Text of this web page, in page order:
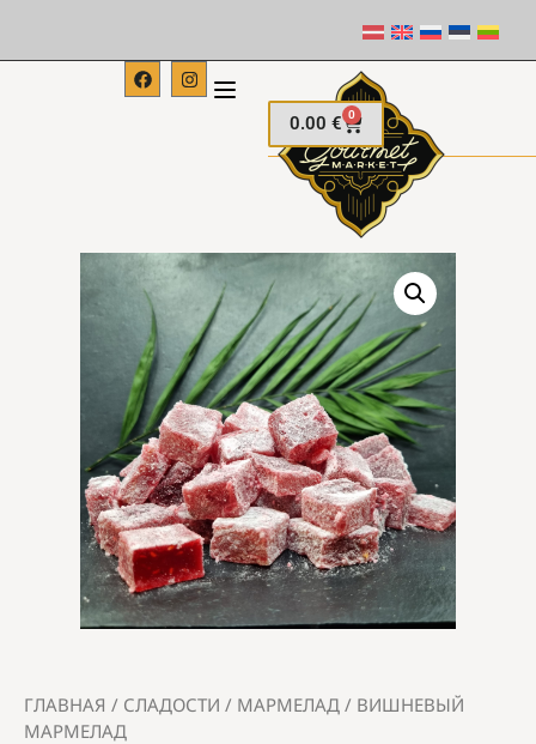
0.00 € 0
ГЛАВНАЯ / СЛАДОСТИ / МАРМЕЛАД / ВИШНЕВЫЙ
МАРМЕЛАД